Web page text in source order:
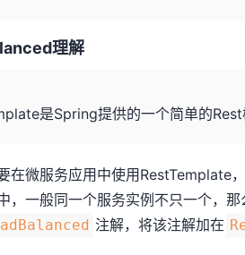
理解
是Spring提供的一个简单的Rest
在微服务应用中使用RestTemplate
，一般同一个服务实例不只一个，
注解，将该注解加在